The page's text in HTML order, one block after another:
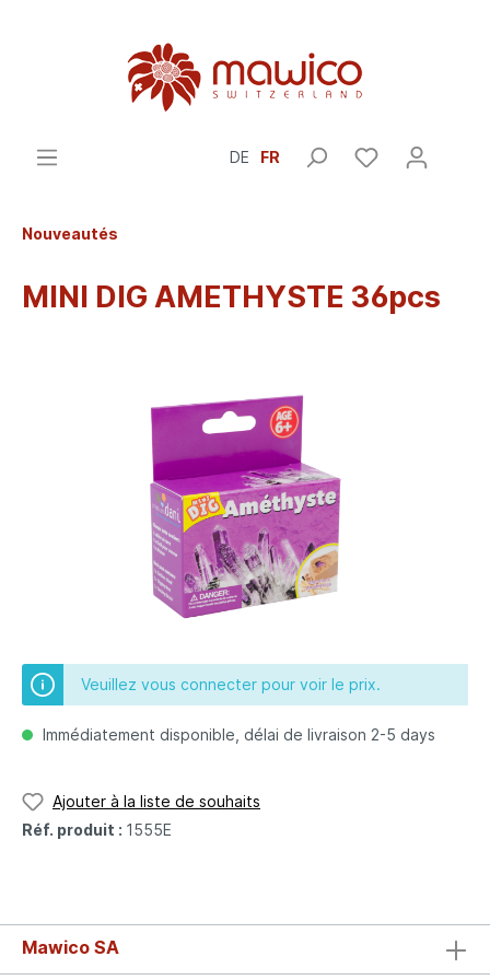
DE FR
Nouveautés
MINI DIG AMETHYSTE 36pcs
Veuillez vous connecter pour voir le prix.
Immédiatement disponible, délai de livraison 2-5 days
Ajouter à la liste de souhaits
Réf. produit : 1555E
Mawico SA